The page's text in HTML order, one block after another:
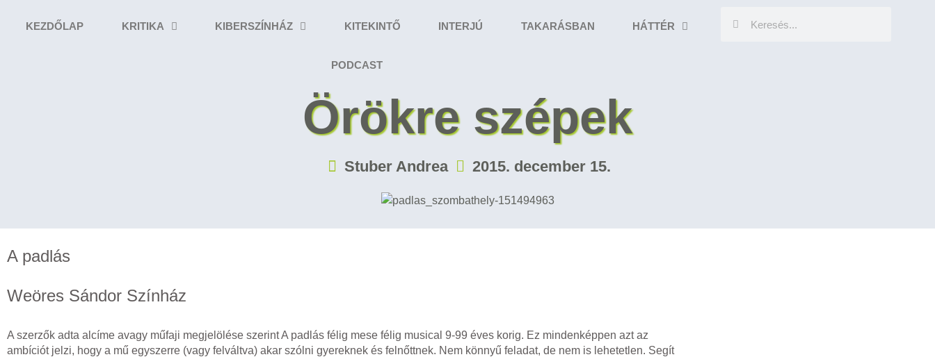
KEZDŐLAP KRITIKA KIBERSZÍNHÁZ KITEKINTŐ INTERJÚ TAKARÁSBAN HÁTTÉR
PODCAST
Örökre szépek
Stuber Andrea 2015. december 15.
A padlás
Weöres Sándor Színház
A szerzők adta alcíme avagy műfaji megjelölése szerint A padlás félig mese félig musical 9-99 éves korig. Ez mindenképpen azt az
ambíciót jelzi, hogy a mű egyszerre (vagy felváltva) akar szólni gyereknek és felnőttnek. Nem könnyű feladat, de nem is lehetetlen. Segít